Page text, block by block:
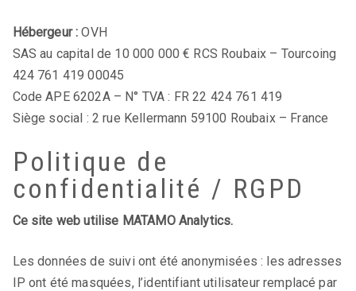
Hébergeur: OVH
SAS au capital de 10 000 000 € RCS Roubaix – Tourcoing
424 761 419 00045
Code APE 6202A – N° TVA : FR 22 424 761 419
Siège social : 2 rue Kellermann 59100 Roubaix – France
Politique de
confidentialité / RGPD
Ce site web utilise MATAMO Analytics.
Les données de suivi ont été anonymisées : les adresses
IP ont été masquées, l’identifiant utilisateur remplacé par